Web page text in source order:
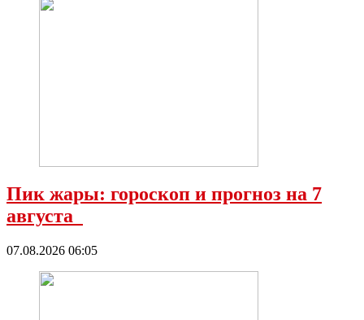
Пик жары: гороскоп и прогноз на 7
августа
07.08.2026 06:05